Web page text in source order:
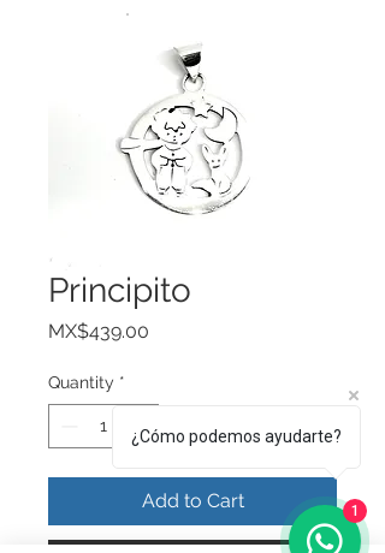
Principito
MX$439.00
Quantity *
Add to Cart
¿Cómo podemos ayudarte?
1